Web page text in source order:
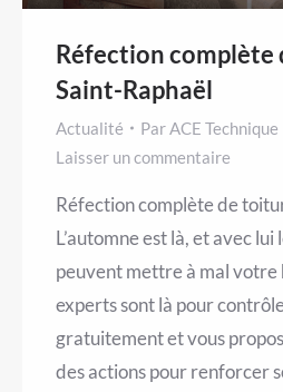
Réfection complète
Saint-Raphaël
Actualité ParACE Technique
Laisser un commentaire
Réfection complète de
L’automne est là, et avec
peuvent mettre à mal
experts sont là pour
gratuitement et vous
des actions pour renforcer